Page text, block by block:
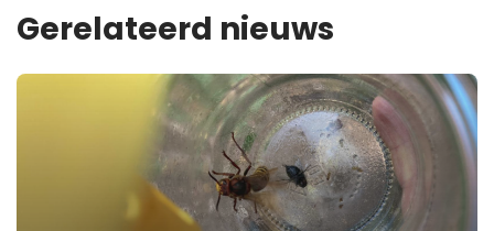
Gerelateerd nieuws